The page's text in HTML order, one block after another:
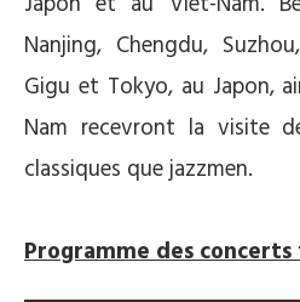
Nanjing, Chengdu,
Gigu et Tokyo, au Japon,
Nam recevront la visite
classiques que jazzmen.
Programme des